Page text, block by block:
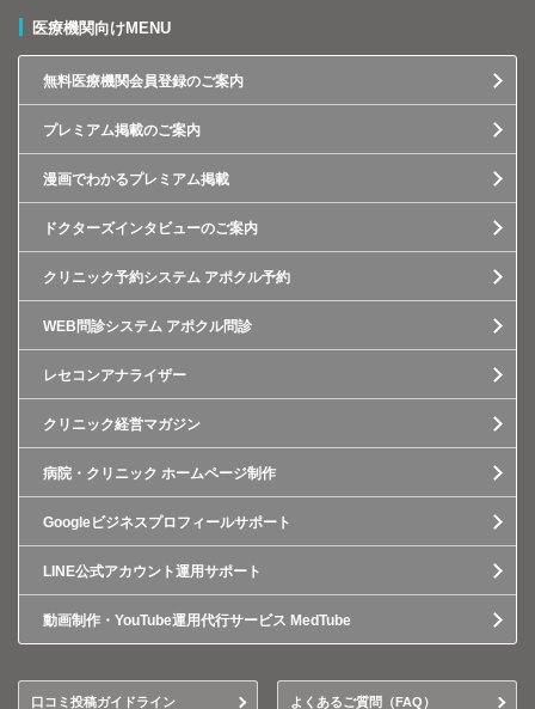
医療機関向けMENU
無料医療機関会員登録のご案内
プレミアム掲載のご案内
漫画でわかるプレミアム掲載
ドクターズインタビューのご案内
クリニック予約システム アポクル予約
WEB問診システム アポクル問診
レセコンアナライザー
クリニック経営マガジン
病院・クリニック ホームページ制作
Googleビジネスプロフィールサポート
LINE公式アカウント運用サポート
動画制作・YouTube運用代行サービス MedTube
口コミ投稿ガイドライン よくあるご質問（FAQ）